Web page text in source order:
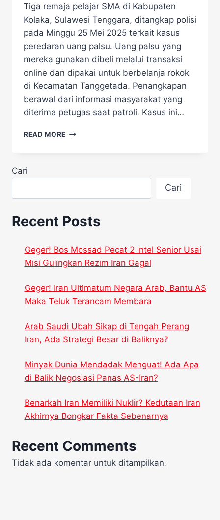
Tiga remaja pelajar SMA di Kabupaten
Kolaka, Sulawesi Tenggara, ditangkap polisi
pada Minggu 25 Mei 2025 terkait kasus
peredaran uang palsu. Uang palsu yang
mereka gunakan dibeli melalui transaksi
online dan dipakai untuk berbelanja rokok
di Kecamatan Tanggetada. Penangkapan
berawal dari informasi masyarakat yang
diterima petugas saat patroli. Kasus ini…
READ MORE SEDIH,
UANG
PALSU
Cari
Cari
Recent Posts
Geger! Bos Mossad Pecat 2 Intel Senior Usai
Misi Gulingkan Rezim Iran Gagal
Geger! Iran Ultimatum Negara Arab, Bantu AS
Maka Teluk Terancam Membara
Arab Saudi Ubah Sikap di Tengah Perang
Iran, Ada Strategi Besar di Baliknya?
Minyak Dunia Mendadak Menguat! Ada Apa
di Balik Negosiasi Panas AS-Iran?
Benarkah Iran Memiliki Nuklir? Kedutaan Iran
Akhirnya Bongkar Fakta Sebenarnya
Recent Comments
Tidak ada komentar untuk ditampilkan.